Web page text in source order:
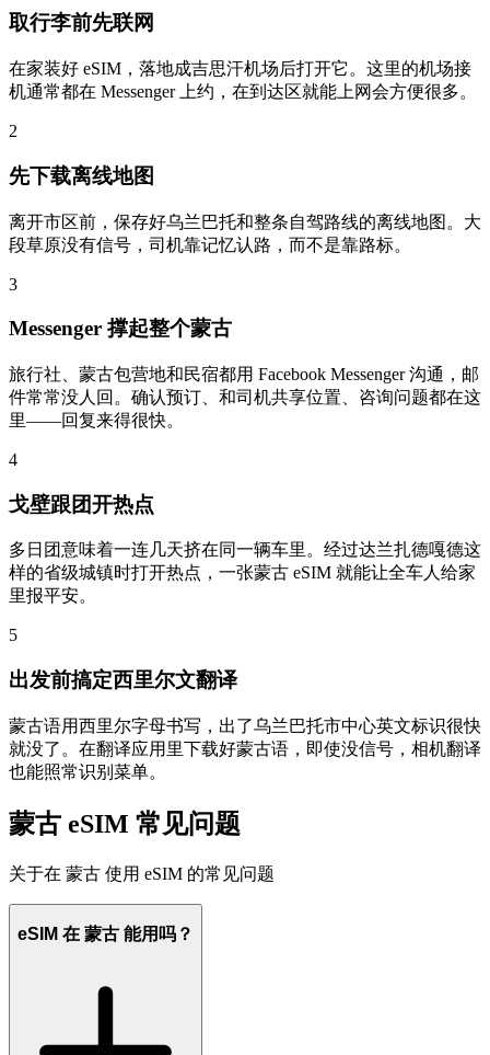
取行李前先联网
在家装好 eSIM，落地成吉思汗机场后打开它。这里的机场接
机通常都在 Messenger 上约，在到达区就能上网会方便很多。
2
先下载离线地图
离开市区前，保存好乌兰巴托和整条自驾路线的离线地图。大
段草原没有信号，司机靠记忆认路，而不是靠路标。
3
Messenger 撑起整个蒙古
旅行社、蒙古包营地和民宿都用 Facebook Messenger 沟通，邮
件常常没人回。确认预订、和司机共享位置、咨询问题都在这
里——回复来得很快。
4
戈壁跟团开热点
多日团意味着一连几天挤在同一辆车里。经过达兰扎德嘎德这
样的省级城镇时打开热点，一张蒙古 eSIM 就能让全车人给家
里报平安。
5
出发前搞定西里尔文翻译
蒙古语用西里尔字母书写，出了乌兰巴托市中心英文标识很快
就没了。在翻译应用里下载好蒙古语，即使没信号，相机翻译
也能照常识别菜单。
蒙古 eSIM 常见问题
关于在 蒙古 使用 eSIM 的常见问题
eSIM 在 蒙古 能用吗？